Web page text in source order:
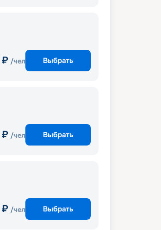
₽ /чел Выбрать
₽ /чел Выбрать
₽ /чел Выбрать